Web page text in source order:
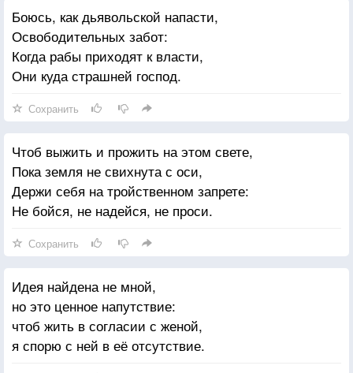
Боюсь, как дьявольской напасти,
Освободительных забот:
Когда рабы приходят к власти,
Они куда страшней господ.
Сохранить
Чтоб выжить и прожить на этом свете,
Пока земля не свихнута с оси,
Держи себя на тройственном запрете:
Не бойся, не надейся, не проси.
Сохранить
Идея найдена не мной,
но это ценное напутствие:
чтоб жить в согласии с женой,
я спорю с ней в её отсутствие.